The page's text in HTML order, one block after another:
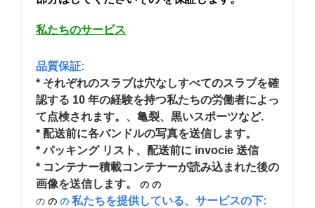
私たちのサービス
品質保証:
* それぞれのスラブは穴なしすべてのスラブを確
認する 10 年の経験を持つ私たちの労働者によっ
て点検されます。、亀裂、黒いスポーツなど.
* 配送前に各バンドルの写真を送信します。
* パッキング リスト、配送前に invocie 送信
* コンテナー積載コンテナーが読み込まれた後の
画像を送信します。
の の
の の の 私たちを提供している、サービスの下: